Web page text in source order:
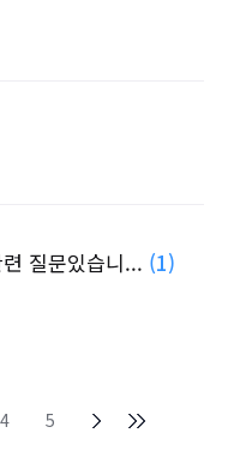
질문있습니... (1)
4 5